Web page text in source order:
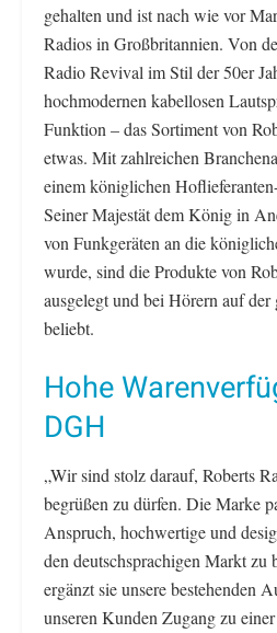
gehalten und ist nach wie vor
Radios in Großbritannien. Von
Radio Revival im Stil der 50er
hochmodernen kabellosen
Funktion – das Sortiment von
etwas. Mit zahlreichen
einem königlichen
Seiner Majestät dem König in
von Funkgeräten an die
wurde, sind die Produkte von
ausgelegt und bei Hörern auf der
beliebt.
Hohe
DGH
„Wir sind stolz darauf, Roberts
begrüßen zu dürfen. Die Marke
Anspruch, hochwertige und
den deutschsprachigen Markt zu
ergänzt sie unsere bestehenden
unseren Kunden Zugang zu